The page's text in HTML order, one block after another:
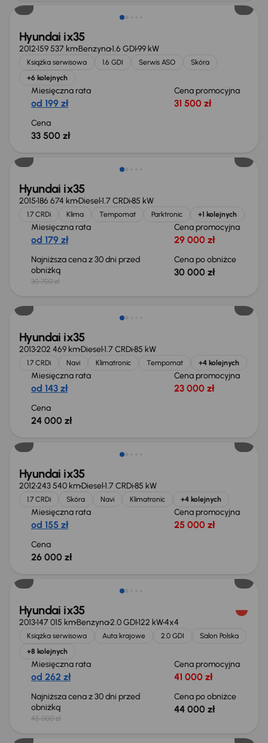
Hyundai ix35
2012159 537 kmBenzyna1.6 GDI99 kW
Książka serwisowa 1.6 GDI Serwis ASO
Skóra
+6 kolejnych
Miesięczna rata
od 199 zł
Cena promocyjna
31 500 zł
Cena
33 500 zł
Świeżo skupione
Hyundai ix35
2015186 674 kmDiesel1.7 CRDi85 kW
1.7 CRDi Klima Tempomat Parktronic +1 kolejnych
Miesięczna rata
od 179 zł
Cena promocyjna
29 000 zł
Najniższa cena z 30 dni przed
obniżką
30 700 zł
Cena po obniżce
30 000 zł
Hyundai ix35
2013202 469 kmDiesel1.7 CRDi85 kW
1.7 CRDi Navi Klimatronic Tempomat +4 kolejnych
Miesięczna rata
od 143 zł
Cena promocyjna
23 000 zł
Cena
24 000 zł
Hyundai ix35
2012243 540 kmDiesel1.7 CRDi85 kW
1.7 CRDi Skóra Navi Klimatronic +4 kolejnych
Miesięczna rata
od 155 zł
Cena promocyjna
25 000 zł
Cena
26 000 zł
Świeżo skupione
Hyundai ix35
2013147 015 kmBenzyna2.0 GDI122 kW4x4
Książka serwisowa Auta krajowe 2.0 GDI
Salon Polska
+8 kolejnych
Miesięczna rata
od 262 zł
Cena promocyjna
41 000 zł
Najniższa cena z 30 dni przed
obniżką
45 000 zł
Cena po obniżce
44 000 zł
Świeżo skupione